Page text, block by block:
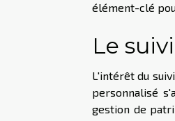
élément-clé
Le
L'intérêt du
personnalisé
gestion de